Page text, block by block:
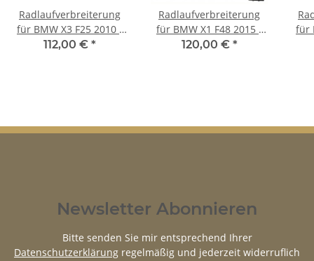
Radlaufverbreiterung
für BMW X3 F25 2010 -
2014 links hinten
112,00 € *
Radlaufverbreiterung
für BMW X1 F48 2015 -
2022 links vorne
120,00 € *
für
Newsletter Abonnieren
Bitte senden Sie mir entsprechend Ihrer
Datenschutzerklärung regelmäßig und jederzeit widerruflich